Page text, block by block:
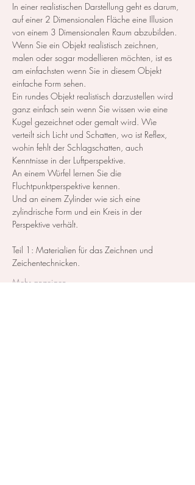
In einer realistischen Darstellung geht es darum,
auf einer 2 Dimensionalen Fläche eine Illusion
von einem 3 Dimensionalen Raum abzubilden.
Wenn Sie ein Objekt realistisch zeichnen,
malen oder sogar modellieren möchten, ist es
am einfachsten wenn Sie in diesem Objekt
einfache Form sehen.
Ein rundes Objekt realistisch darzustellen wird
ganz einfach sein wenn Sie wissen wie eine
Kugel gezeichnet oder gemalt wird. Wie
verteilt sich Licht und Schatten, wo ist Reflex,
wohin fehlt der Schlagschatten, auch
Kenntnisse in der Luftperspektive.
An einem Würfel lernen Sie die
Fluchtpunktperspektive kennen.
Und an einem Zylinder wie sich eine
zylindrische Form und ein Kreis in der
Perspektive verhält.
Teil 1: Materialien für das Zeichnen und
Zeichentechnicken.
Mehr anzeigen